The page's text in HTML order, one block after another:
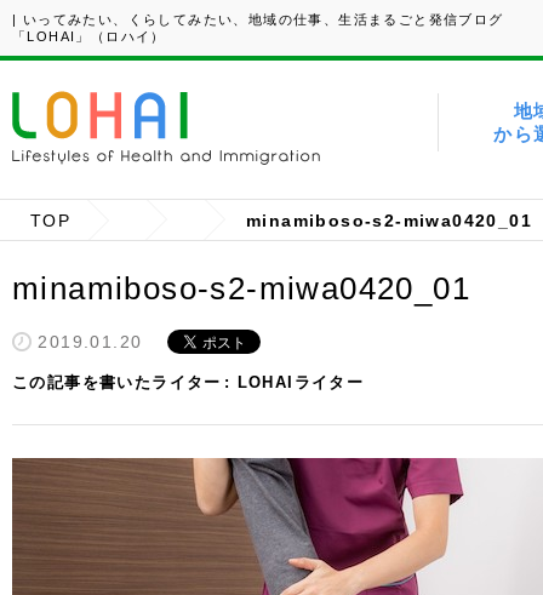
| いってみたい、くらしてみたい、地域の仕事、生活まるごと発信ブログ
「LOHAI」（ロハイ）
地
から
TOP minamiboso-s2-miwa0420_01
minamiboso-s2-miwa0420_01
2019.01.20
この記事を書いたライター LOHAIライター